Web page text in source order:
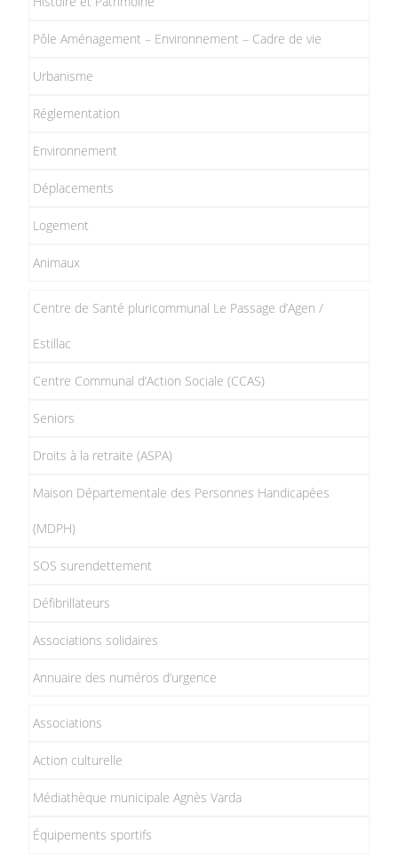
Pôle Aménagement – Environnement – Cadre de vie
Urbanisme
Réglementation
Environnement
Déplacements
Logement
Animaux
Centre de Santé pluricommunal Le Passage d’Agen /
Estillac
Centre Communal d’Action Sociale (CCAS)
Seniors
Droits à la retraite (ASPA)
Maison Départementale des Personnes Handicapées
(MDPH)
SOS surendettement
Défibrillateurs
Associations solidaires
Annuaire des numéros d’urgence
Associations
Action culturelle
Médiathèque municipale Agnès Varda
Équipements sportifs